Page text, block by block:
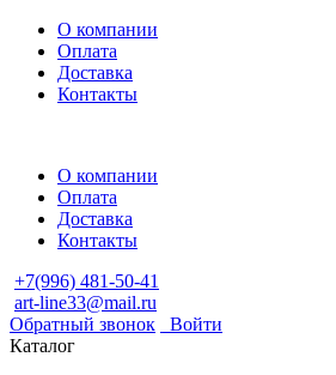
О компании
Оплата
Доставка
Контакты
О компании
Оплата
Доставка
Контакты
+7(996) 481-50-41
art-line33@mail.ru
Обратный звонок
Войти
Каталог